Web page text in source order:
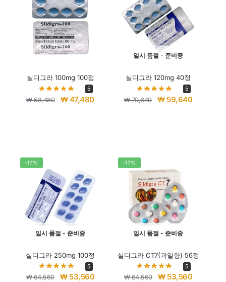
실디그라 100mg 100정
5
₩58,480 ₩47,480
일시 품절 - 준비중
실디그라 120mg 40정
5
₩70,640 ₩59,640
-17%
일시 품절 - 준비중
실디그라 250mg 100정
5
₩64,560 ₩53,560
-17%
일시 품절 - 준비중
실디그라 CT7(과일향) 56정
5
₩64,560 ₩53,560